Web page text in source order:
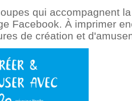
qui accompagnent
Facebook. À imprimer
de création et